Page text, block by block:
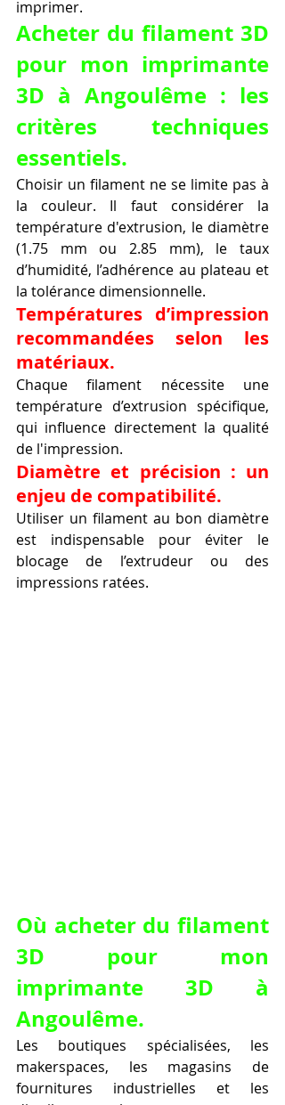
imprimer.
Acheter du filament 3D
pour mon imprimante
3D à Angoulême : les
critères techniques
essentiels.
Choisir un filament ne se limite pas à
la couleur. Il faut considérer la
température d'extrusion, le diamètre
(1.75 mm ou 2.85 mm), le taux
d’humidité, l’adhérence au plateau et
la tolérance dimensionnelle.
Températures d’impression
recommandées selon les
matériaux.
Chaque filament nécessite une
température d’extrusion spécifique,
qui influence directement la qualité
de l'impression.
Diamètre et précision : un
enjeu de compatibilité.
Utiliser un filament au bon diamètre
est indispensable pour éviter le
blocage de l’extrudeur ou des
impressions ratées.
Où acheter du filament
3D pour mon
imprimante 3D à
Angoulême.
Les boutiques spécialisées, les
makerspaces, les magasins de
fournitures industrielles et les